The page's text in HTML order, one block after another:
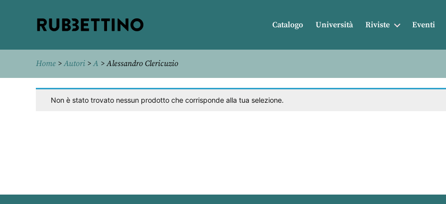
Catalogo Università Riviste Eventi
Home >Autori >A > Alessandro Clericuzio
Non è stato trovato nessun prodotto che corrisponde alla tua selezione.